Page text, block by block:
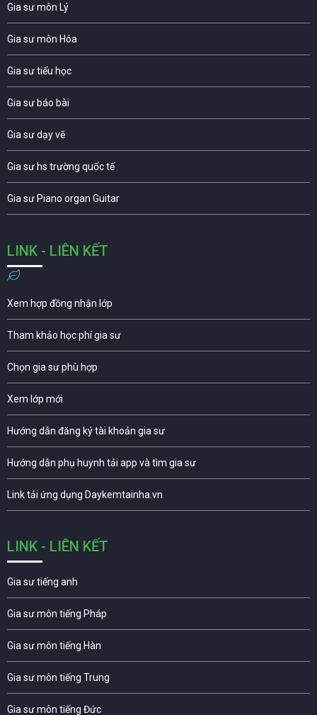
Gia sư môn Lý
Gia sư môn Hóa
Gia sư tiểu học
Gia sư báo bài
Gia sư dạy vẽ
Gia sư hs trường quốc tế
Gia sư Piano organ Guitar
LINK - LIÊN KẾT
Xem hợp đồng nhận lớp
Tham khảo học phí gia sư
Chọn gia sư phù hợp
Xem lớp mới
Hướng dẫn đăng ký tài khoản gia sư
Hướng dẫn phụ huynh tải app và tìm gia sư
Link tải ứng dụng Daykemtainha.vn
LINK - LIÊN KẾT
Gia sư tiếng anh
Gia sư môn tiếng Pháp
Gia sư môn tiếng Hàn
Gia sư môn tiếng Trung
Gia sư môn tiếng Đức